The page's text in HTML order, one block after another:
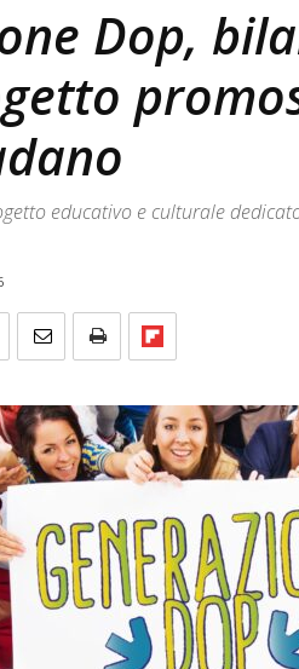
Dop,
educativo e culturale